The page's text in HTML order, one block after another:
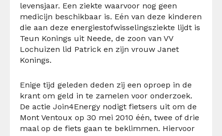
levensjaar. Een ziekte waarvoor nog geen
medicijn beschikbaar is. Eén van deze kinderen
die aan deze energiestofwisselingsziekte lijdt is
Teun Konings uit Neede, de zoon van VV
Lochuizen lid Patrick en zijn vrouw Janet
Konings.
Enige tijd geleden deden zij een oproep in de
krant om geld in te zamelen voor onderzoek.
De actie Join4Energy nodigt fietsers uit om de
Mont Ventoux op 30 mei 2010 één, twee of drie
maal op de fiets gaan te beklimmen. Hiervoor